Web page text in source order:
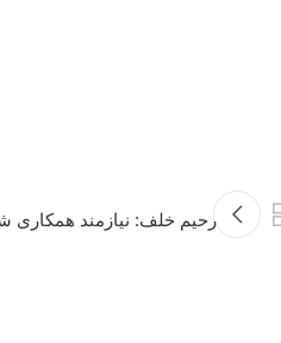
رحیم خلف: نیازمند